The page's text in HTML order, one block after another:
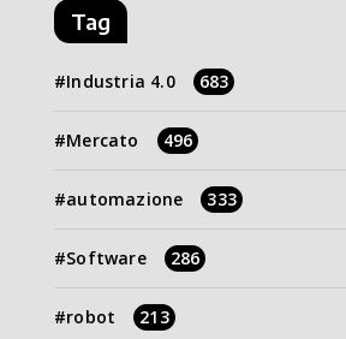
Tag
Industria 4.0 683
Mercato 496
automazione 333
Software 286
robot 213